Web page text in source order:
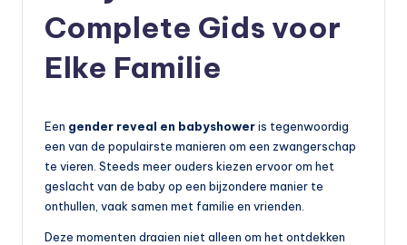
Complete Gids voor
Elke Familie
Een gender reveal en babyshoweris tegenwoordig
een van de populairste manieren om een zwangerschap
te vieren. Steeds meer ouders kiezen ervoor om het
geslacht van de baby op een bijzondere manier te
onthullen, vaak samen met familie en vrienden.
Deze momenten draaien niet alleen om het ontdekken